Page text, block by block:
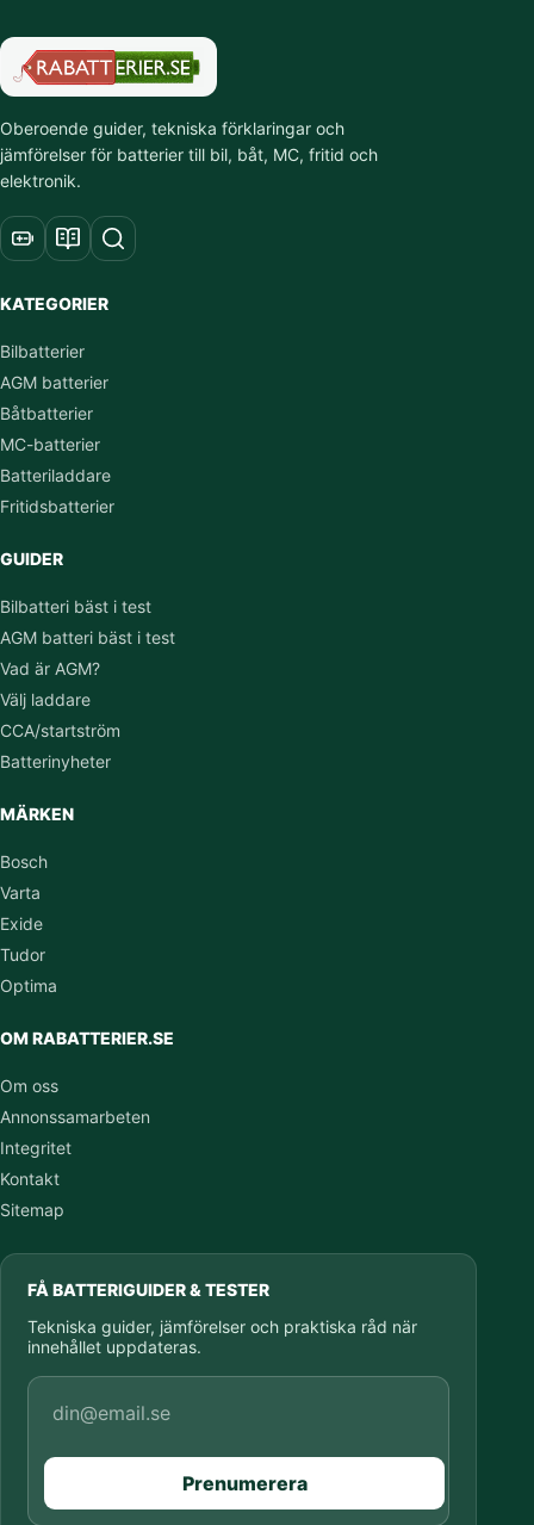
Oberoende guider, tekniska förklaringar och
jämförelser för batterier till bil, båt, MC, fritid och
elektronik.
KATEGORIER
Bilbatterier
AGM batterier
Båtbatterier
MC-batterier
Batteriladdare
Fritidsbatterier
GUIDER
Bilbatteri bäst i test
AGM batteri bäst i test
Vad är AGM?
Välj laddare
CCA/startström
Batterinyheter
MÄRKEN
Bosch
Varta
Exide
Tudor
Optima
OM RABATTERIER.SE
Om oss
Annonssamarbeten
Integritet
Kontakt
Sitemap
FÅ BATTERIGUIDER & TESTER
Tekniska guider, jämförelser och praktiska råd när
innehållet uppdateras.
E-postadress
Prenumerera